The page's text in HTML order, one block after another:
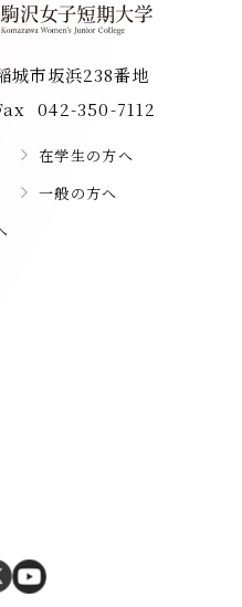
城市坂浜238番地
042-350-7112
在学生の方へ
一般の方へ